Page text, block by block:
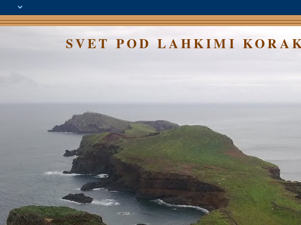
SVET POD LAHKIMI